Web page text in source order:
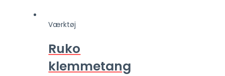
Værktøj
Ruko
klemmetang